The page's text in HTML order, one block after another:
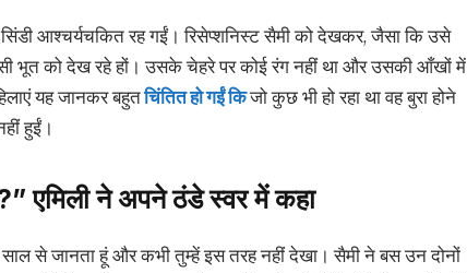
सिंडी आश्चर्यचकित रह गईं। रिसेप्शनिस्ट सैमी को देखकर, जैसा कि उसे
भूत को देख रहे हों। उसके चेहरे पर कोई रंग नहीं था और उसकी आँखों में
यह जानकर बहुतचिंतित हो गईं किजो कुछ भी हो रहा था वह बुरा होने
हुईं।
एमिली ने अपने ठंडे स्वर में कहा
साल से जानता हूं और कभी तुम्हें इस तरह नहीं देखा। सैमी ने बस उन दोनों